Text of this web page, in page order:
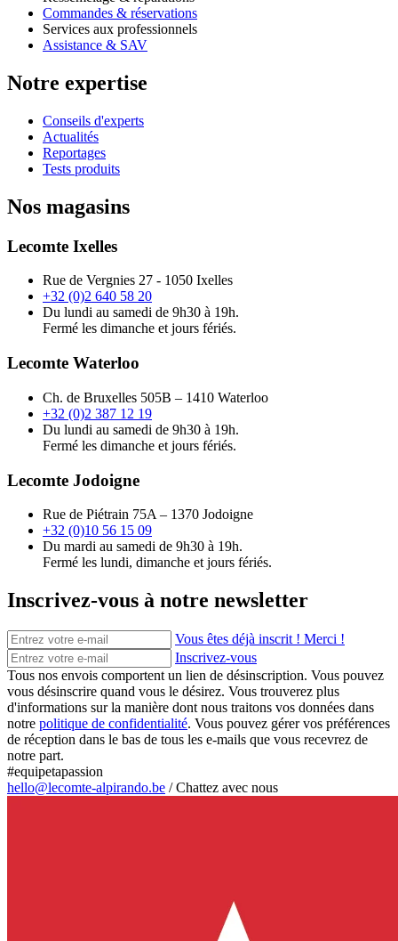
Commandes & réservations
Services aux professionnels
Assistance & SAV
Notre expertise
Conseils d'experts
Actualités
Reportages
Tests produits
Nos magasins
Lecomte Ixelles
Rue de Vergnies 27 - 1050 Ixelles
+32 (0)2 640 58 20
Du lundi au samedi de 9h30 à 19h.
Fermé les dimanche et jours fériés.
Lecomte Waterloo
Ch. de Bruxelles 505B – 1410 Waterloo
+32 (0)2 387 12 19
Du lundi au samedi de 9h30 à 19h.
Fermé les dimanche et jours fériés.
Lecomte Jodoigne
Rue de Piétrain 75A – 1370 Jodoigne
+32 (0)10 56 15 09
Du mardi au samedi de 9h30 à 19h.
Fermé les lundi, dimanche et jours fériés.
Inscrivez-vous à notre newsletter
Vous êtes déjà inscrit ! Merci !
Inscrivez-vous
Tous nos envois comportent un lien de désinscription. Vous pouvez
vous désinscrire quand vous le désirez. Vous trouverez plus
d'informations sur la manière dont nous traitons vos données dans
notre politique de confidentialité. Vous pouvez gérer vos préférences
de réception dans le bas de tous les e-mails que vous recevrez de
notre part.
#equipetapassion
hello@lecomte-alpirando.be /Chattez avec nous